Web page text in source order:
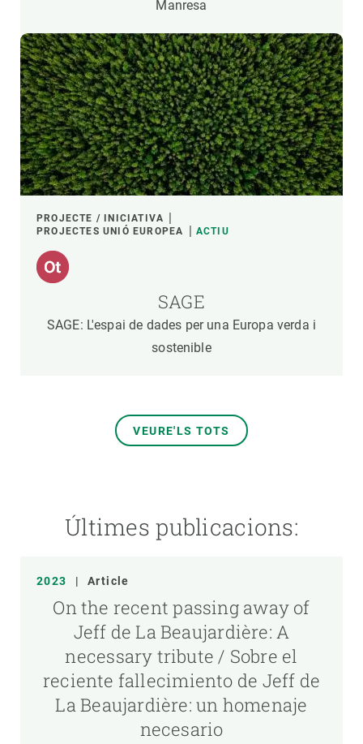
Manresa
PROJECTE / INICIATIVA
PROJECTES UNIÓ EUROPEA
ACTIU
SAGE
SAGE: L'espai de dades per una Europa verda i
sostenible
VEURE'LS TOTS
Últimes publicacions:
2023 | Article
On the recent passing away of
Jeff de La Beaujardière: A
necessary tribute / Sobre el
reciente fallecimiento de Jeff de
La Beaujardière: un homenaje
necesario